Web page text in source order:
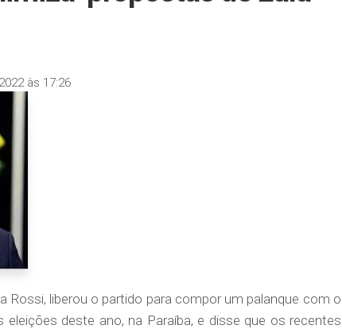
às 17:26
Rossi, liberou o partido para compor um palanque com o
eleições deste ano, na Paraíba, e disse que os recentes